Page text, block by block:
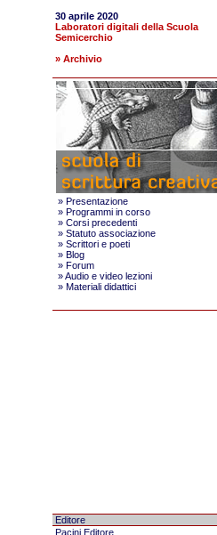
30 aprile 2020
Laboratori digitali della Scuola
Semicerchio
» Archivio
» Presentazione
» Programmi in corso
» Corsi precedenti
» Statuto associazione
» Scrittori e poeti
» Blog
» Forum
»Audio e video lezioni
» Materiali didattici
Editore
Pacini Editore